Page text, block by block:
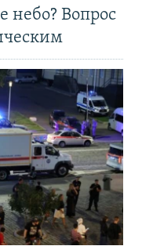
небо? Вопрос